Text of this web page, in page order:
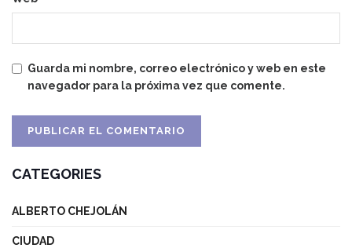
Guarda mi nombre, correo electrónico y web en este
navegador para la próxima vez que comente.
CATEGORIES
ALBERTO CHEJOLÁN
CIUDAD